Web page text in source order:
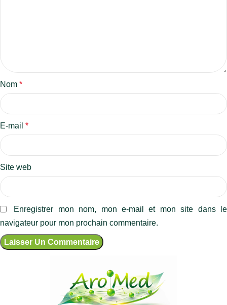
Nom *
E-mail *
Site web
Enregistrer mon nom, mon e-mail et mon site dans le
navigateur pour mon prochain commentaire.